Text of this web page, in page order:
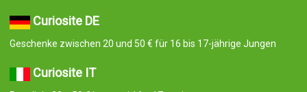
Curiosite DE
Geschenke zwischen 20 und 50 € für 16 bis 17-jährige Jungen
Curiosite IT